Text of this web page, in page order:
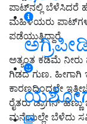
ಪಾಟ್‌ನಲ್ಲಿ ಬೆಳೆಸಿದರೆ
ಮಹಿಳೆಯರು
ಪಡೆಯುತ್ತಿದ್ದಾರೆ.
ಅತ್ಯಂತ ಕಡಿಮೆ ನೀರು
ಗಿಡದ ಗುಣ. ಹೀಗಾಗಿ
ಕಾರಣದಿಂದಲೇ
ರೈತರು ಡ್ರಾಗನ್
ಮನೆಯಲ್ಲೇ ಬೆಳೆದು